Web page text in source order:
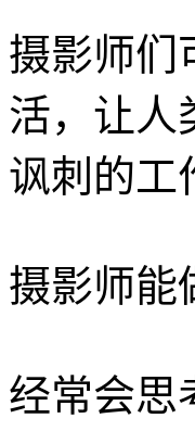
摄影师们
活，让
讽刺的工
摄影师能
经常会思